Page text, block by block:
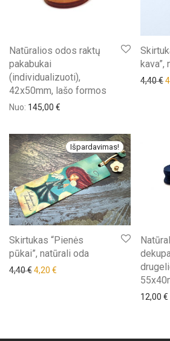
Natūralios odos raktų
pakabukai
(individualizuoti),
42x50mm, lašo formos
Nuo: 145,00 €
kava”,
4,40€
Išpardavimas!
Skirtukas “Pienės
pūkai”, natūrali oda
4,40€Original price was: 4,40 €.
4,20 € Current price is: 4,20 €.
12,00 €